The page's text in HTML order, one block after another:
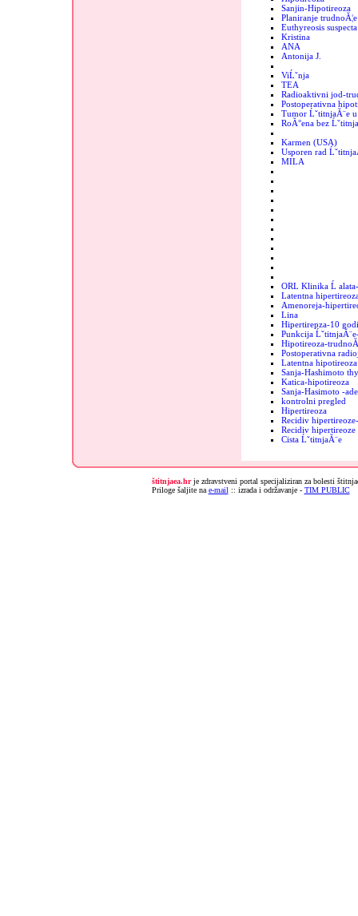
Sanjin-Hipotireoza
Planiranje trudnoĂ¦e
Euthyreosis suspecta
Kristina
ANA
Antonija J.
ViĹˇnja
TEA
Radioaktivni jod-
Postoperativna
Tumor ĹˇtitnjaĂ¨e
RoĂ°ena bez
Karmen (USA)
Usporen rad
MILA
ORL Klinika Ĺ
Latentna
Amenoreja-
Lina
Hipertirepza-10
Punkcija
Hipotireoza-
Postoperativna
Latentna hipotireoza
Sanja-Hashimoto
Katica-hipotireoza
Sanja-Hasimoto -
kontrolni pregled
Hipertireoza
Recidiv
Recidiv hipertireoze
Cista ĹˇtitnjaĂ¨e
štitnjaea.hrje zdravstveni portal specijaliziran za bolesti
Priloge šaljite na e-mail :: izrada i održavanje - TIM PUBLIC